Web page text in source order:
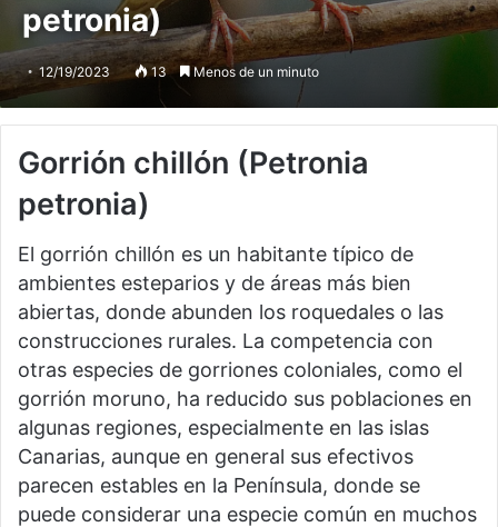
petronia)
12/19/2023 13 Menos de un minuto
Gorrión chillón (Petronia
petronia)
El gorrión chillón es un habitante típico de
ambientes esteparios y de áreas más bien
abiertas, donde abunden los roquedales o las
construcciones rurales. La competencia con
otras especies de gorriones coloniales, como el
gorrión moruno, ha reducido sus poblaciones en
algunas regiones, especialmente en las islas
Canarias, aunque en general sus efectivos
parecen estables en la Península, donde se
puede considerar una especie común en muchos